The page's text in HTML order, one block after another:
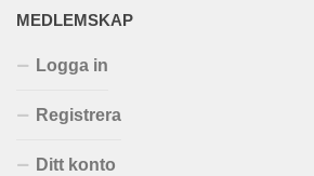
MEDLEMSKAP
Logga in
Registrera
Ditt konto